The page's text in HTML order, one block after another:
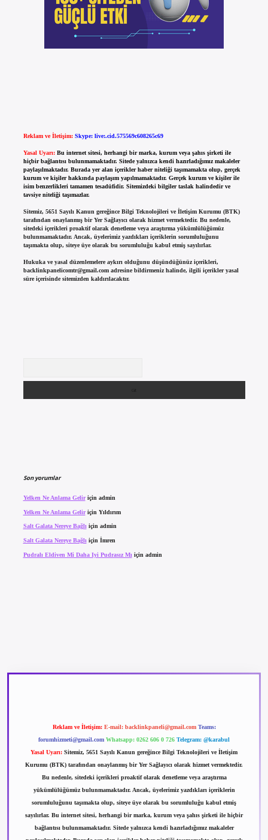
Reklam ve İletişim: Skype: live:.cid.575569c608265c69
Yasal Uyarı: Bu internet sitesi, herhangi bir marka, kurum veya şahıs şirketi ile
hiçbir bağlantısı bulunmamaktadır. Sitede yalnızca kendi hazırladığımız makaleler
paylaşılmaktadır. Burada yer alan içerikler haber niteliği taşımamakta olup, gerçek
kurum ve kişiler hakkında paylaşım yapılmamaktadır. Gerçek kurum ve kişiler ile
isim benzerlikleri tamamen tesadüfidir. Sitemizdeki bilgiler taslak halindedir ve
tavsiye niteliği taşımazlar.
Sitemiz, 5651 Sayılı Kanun gereğince Bilgi Teknolojileri ve İletişim Kurumu (BTK)
tarafından onaylanmış bir Yer Sağlayıcı olarak hizmet vermektedir. Bu nedenle,
sitedeki içerikleri proaktif olarak denetleme veya araştırma yükümlülüğümüz
bulunmamaktadır. Ancak, üyelerimiz yazdıkları içeriklerin sorumluluğunu
taşımakta olup, siteye üye olarak bu sorumluluğu kabul etmiş sayılırlar.
Hukuka ve yasal düzenlemelere aykırı olduğunu düşündüğünüz içerikleri,
backlinkpanelicomtr@gmail.comadresine bildirmeniz halinde, ilgili içerikler yasal
süre içerisinde sitemizden kaldırılacaktır.
Son yorumlar
Yelken Ne Anlama Geliriçin admin
Yelken Ne Anlama Geliriçin Yıldırım
Salt Galata Nereye Bağlıiçin admin
Salt Galata Nereye Bağlı için İmren
Pudralı Eldiven Mi Daha Iyi Pudrasız Mı için admin
Reklam ve İletişim: E-mail: backlinkpaneli@gmail.com Teams:
forumhizmeti@gmail.com Whatsapp: 0262 606 0 726 Telegram: @karabul
Yasal Uyarı: Sitemiz, 5651 Sayılı Kanun gereğince Bilgi Teknolojileri ve İletişim
Kurumu (BTK) tarafından onaylanmış bir Yer Sağlayıcı olarak hizmet vermektedir.
Bu nedenle, sitedeki içerikleri proaktif olarak denetleme veya araştırma
yükümlülüğümüz bulunmamaktadır. Ancak, üyelerimiz yazdıkları içeriklerin
sorumluluğunu taşımakta olup, siteye üye olarak bu sorumluluğu kabul etmiş
sayılırlar. Bu internet sitesi, herhangi bir marka, kurum veya şahıs şirketi ile hiçbir
bağlantısı bulunmamaktadır. Sitede yalnızca kendi hazırladığımız makaleler